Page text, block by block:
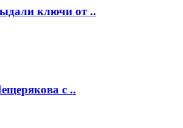
ключи от ..
с ..